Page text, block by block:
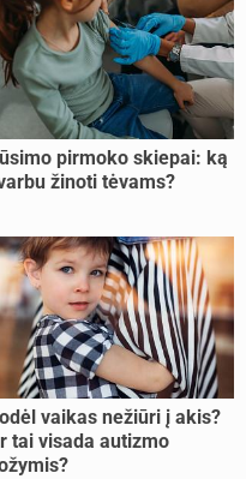
pirmoko skiepai: ką
žinoti tėvams?
vaikas nežiūri į akis?
tai visada autizmo